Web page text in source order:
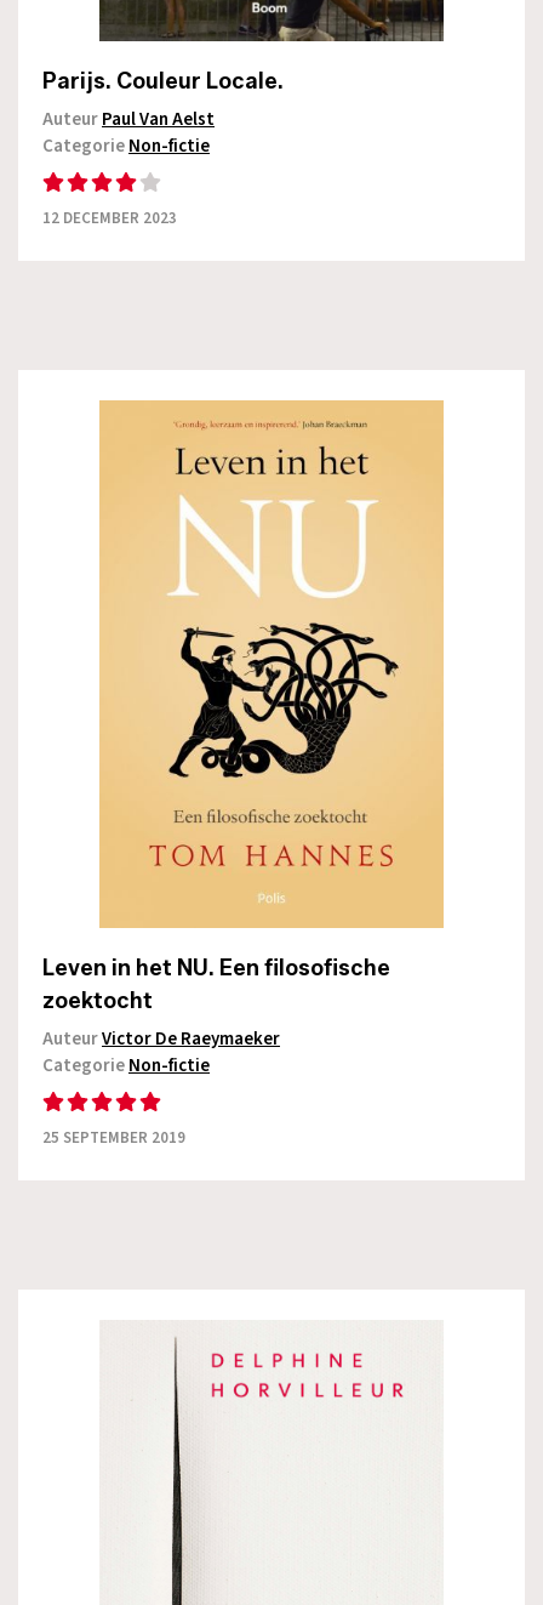
Parijs. Couleur Locale.
AuteurPaul Van Aelst
CategorieNon-fictie
12 DECEMBER 2023
Leven in het NU. Een filosofische
zoektocht
AuteurVictor De Raeymaeker
CategorieNon-fictie
25 SEPTEMBER 2019